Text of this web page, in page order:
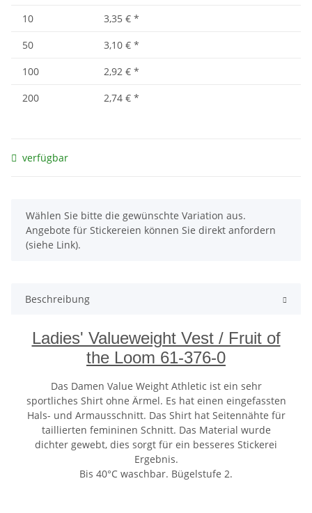
10
3,35 € *
50
3,10 € *
100
2,92 € *
200
2,74 € *
verfügbar
x
Wählen Sie bitte die gewünschte Variation aus.
Angebote für Stickereien können Sie direkt anfordern
(siehe Link).
Beschreibung
Ladies' Valueweight Vest / Fruit of
the Loom 61-376-0
Das Damen Value Weight Athletic ist ein sehr
sportliches Shirt ohne Ärmel. Es hat einen eingefassten
Hals- und Armausschnitt. Das Shirt hat Seitennähte für
taillierten femininen Schnitt. Das Material wurde
dichter gewebt, dies sorgt für ein besseres Stickerei
Ergebnis.
Bis 40°C waschbar. Bügelstufe 2.